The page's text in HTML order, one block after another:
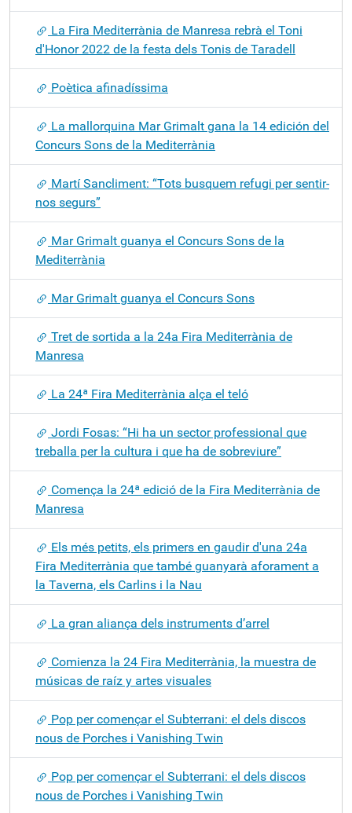
La Fira Mediterrània de Manresa rebrà el Toni
d'Honor 2022 de la festa dels Tonis de Taradell
Poètica afinadíssima
La mallorquina Mar Grimalt gana la 14 edición del
Concurs Sons de la Mediterrània
Martí Sancliment: “Tots busquem refugi per sentir-
nos segurs”
Mar Grimalt guanya el Concurs Sons de la
Mediterrània
Mar Grimalt guanya el Concurs Sons
Tret de sortida a la 24a Fira Mediterrània de
Manresa
La 24ª Fira Mediterrània alça el teló
Jordi Fosas: “Hi ha un sector professional que
treballa per la cultura i que ha de sobreviure”
Comença la 24ª edició de la Fira Mediterrània de
Manresa
Els més petits, els primers en gaudir d'una 24a
Fira Mediterrània que també guanyarà aforament a
la Taverna, els Carlins i la Nau
La gran aliança dels instruments d’arrel
Comienza la 24 Fira Mediterrània, la muestra de
músicas de raíz y artes visuales
Pop per començar el Subterrani: el dels discos
nous de Porches i Vanishing Twin
Pop per començar el Subterrani: el dels discos
nous de Porches i Vanishing Twin